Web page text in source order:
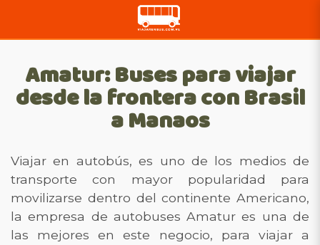
Amatur: Buses para viajar
desde la frontera con Brasil
a Manaos
Viajar en autobús, es uno de los medios de
transporte con mayor popularidad para
movilizarse dentro del continente Americano,
la empresa de autobuses Amatur es una de
las mejores en este negocio, para viajar a